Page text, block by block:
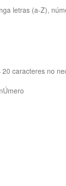
letras (a-Z),
caracteres no